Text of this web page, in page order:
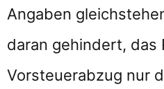
Angaben
daran gehindert, das
Vorsteuerabzug nur